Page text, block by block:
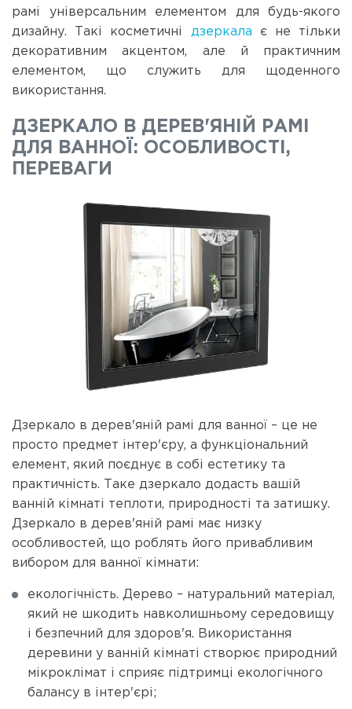
рамі універсальним елементом для будь-якого
дизайну. Такі косметичні дзеркала є не тільки
декоративним акцентом, але й практичним
елементом, що служить для щоденного
використання.
ДЗЕРКАЛО В ДЕРЕВ'ЯНІЙ РАМІ
ДЛЯ ВАННОЇ: ОСОБЛИВОСТІ,
ПЕРЕВАГИ
Дзеркало в дерев'яній рамі для ванної – це не
просто предмет інтер'єру, а функціональний
елемент, який поєднує в собі естетику та
практичність. Таке дзеркало додасть вашій
ванній кімнаті теплоти, природності та затишку.
Дзеркало в дерев'яній рамі має низку
особливостей, що роблять його привабливим
вибором для ванної кімнати:
екологічність. Дерево – натуральний матеріал,
який не шкодить навколишньому середовищу
і безпечний для здоров'я. Використання
деревини у ванній кімнаті створює природний
мікроклімат і сприяє підтримці екологічного
балансу в інтер'єрі;